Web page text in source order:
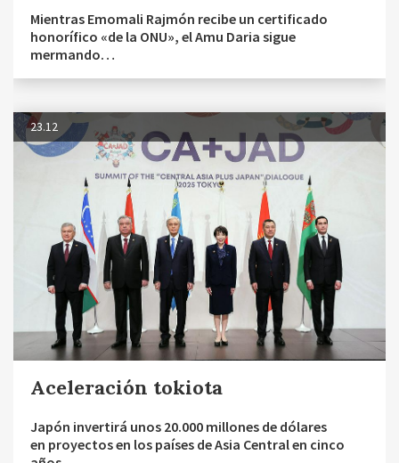
Mientras Emomali Rajmón recibe un certificado
honorífico «de la ONU», el Amu Daria sigue
mermando…
23.12
Aceleración tokiota
Japón invertirá unos 20.000 millones de dólares
en proyectos en los países de Asia Central en cinco